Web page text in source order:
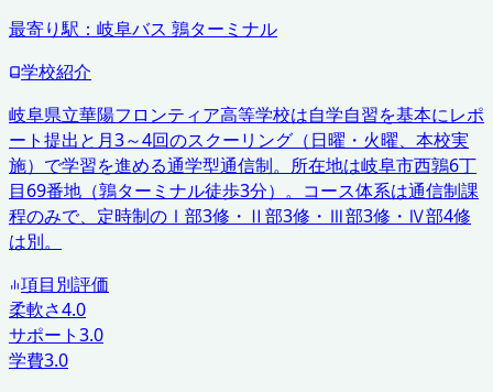
最寄り駅： 岐阜バス 鶉ターミナル
学校紹介
岐阜県立華陽フロンティア高等学校は自学自習を基本にレポ
ート提出と月3～4回のスクーリング（日曜・火曜、本校実
施）で学習を進める通学型通信制。所在地は岐阜市西鶉6丁
目69番地（鶉ターミナル徒歩3分）。コース体系は通信制課
程のみで、定時制のⅠ部3修・Ⅱ部3修・Ⅲ部3修・Ⅳ部4修
は別。
項目別評価
柔軟さ4.0
サポート3.0
学費3.0